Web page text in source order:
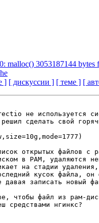
malloc() 3053187144
] [ дискуссии ] [ теме ] [
не используется
сделать свой
открытых файлов с
в РАМ, удаляются
на стадии
кусок файла, он
давая записать новый
чтобы файл из рам-
средствами нгинкс?